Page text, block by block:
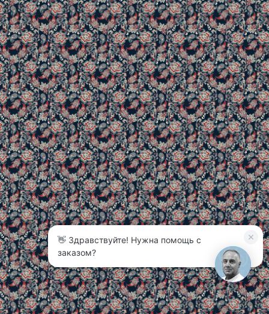
3
👋 Здравствуйте! Нужна помощь с
заказом?